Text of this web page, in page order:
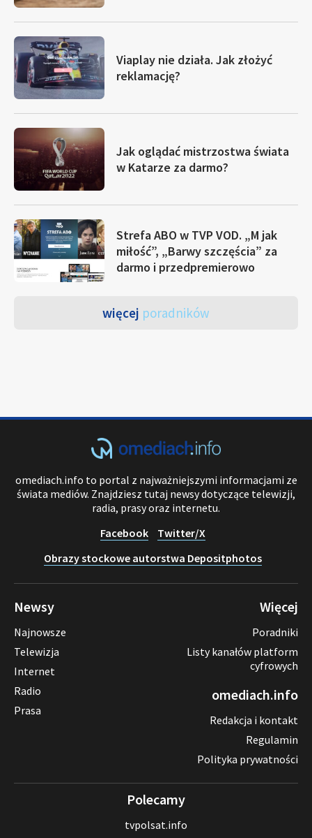
Viaplay nie działa. Jak złożyć
reklamację?
Jak oglądać mistrzostwa świata
w Katarze za darmo?
Strefa ABO w TVP VOD. „M jak
miłość”, „Barwy szczęścia” za
darmo i przedpremierowo
więcej poradników
omediach.info to portal z najważniejszymi informacjami ze
świata mediów. Znajdziesz tutaj newsy dotyczące telewizji,
radia, prasy oraz internetu.
Facebook
Twitter/X
Obrazy stockowe autorstwa Depositphotos
Newsy
Najnowsze
Telewizja
Internet
Radio
Prasa
Więcej
Poradniki
Listy kanałów platform
cyfrowych
omediach.info
Redakcja i kontakt
Regulamin
Polityka prywatności
Polecamy
tvpolsat.info